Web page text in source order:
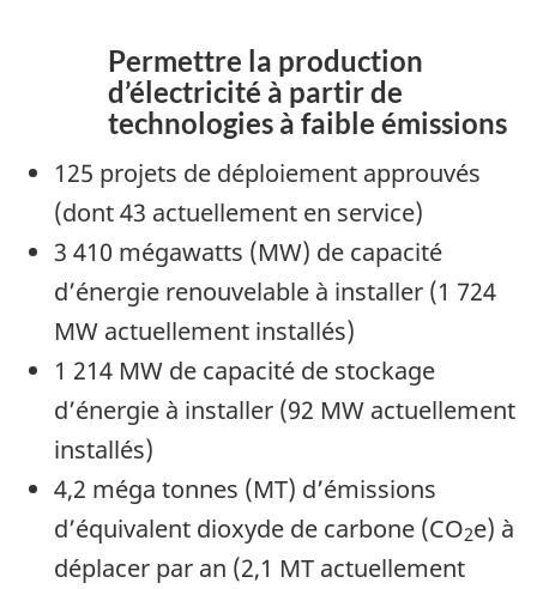
Permettre la production
d’électricité à partir de
technologies à faible émissions
125 projets de déploiement approuvés
(dont 43 actuellement en service)
3 410 mégawatts (MW) de capacité
d’énergie renouvelable à installer (1 724
MW actuellement installés)
1 214 MW de capacité de stockage
d’énergie à installer (92 MW actuellement
installés)
4,2 méga tonnes (MT) d’émissions
d’équivalent dioxyde de carbone (CO2e) à
déplacer par an (2,1 MT actuellement